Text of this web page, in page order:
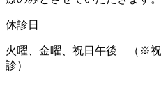
休診日
火曜、金曜、祝日午後 （※祝
診）